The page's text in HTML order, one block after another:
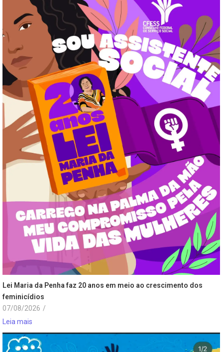
Lei Maria da Penha faz 20 anos em meio ao crescimento dos
feminicídios
07/08/2026 /
Leia mais